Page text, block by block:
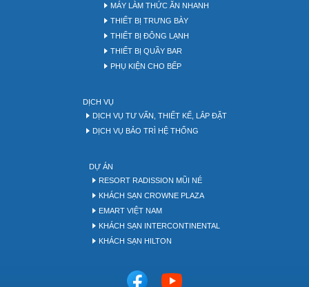
MÁY LÀM THỨC ĂN NHANH
THIẾT BỊ TRƯNG BÀY
THIẾT BỊ ĐÔNG LẠNH
THIẾT BỊ QUẦY BAR
PHỤ KIỆN CHO BẾP
DỊCH VỤ
DỊCH VỤ TƯ VẤN, THIẾT KẾ, LẮP ĐẶT
DỊCH VỤ BẢO TRÌ HỆ THỐNG
DỰ ÁN
RESORT RADISSION MŨI NÉ
KHÁCH SẠN CROWNE PLAZA
EMART VIỆT NAM
KHÁCH SẠN INTERCONTINENTAL
KHÁCH SẠN HILTON